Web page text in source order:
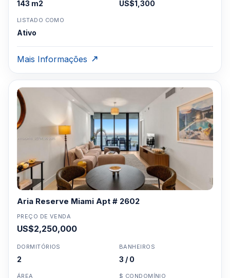
143 m2 US$1,300
LISTADO COMO
Ativo
Mais Informações
Aria Reserve Miami Apt # 2602
PREÇO DE VENDA
US$2,250,000
DORMITÓRIOS
2
BANHEIROS
3 / 0
ÁREA $ CONDOMÍNIO